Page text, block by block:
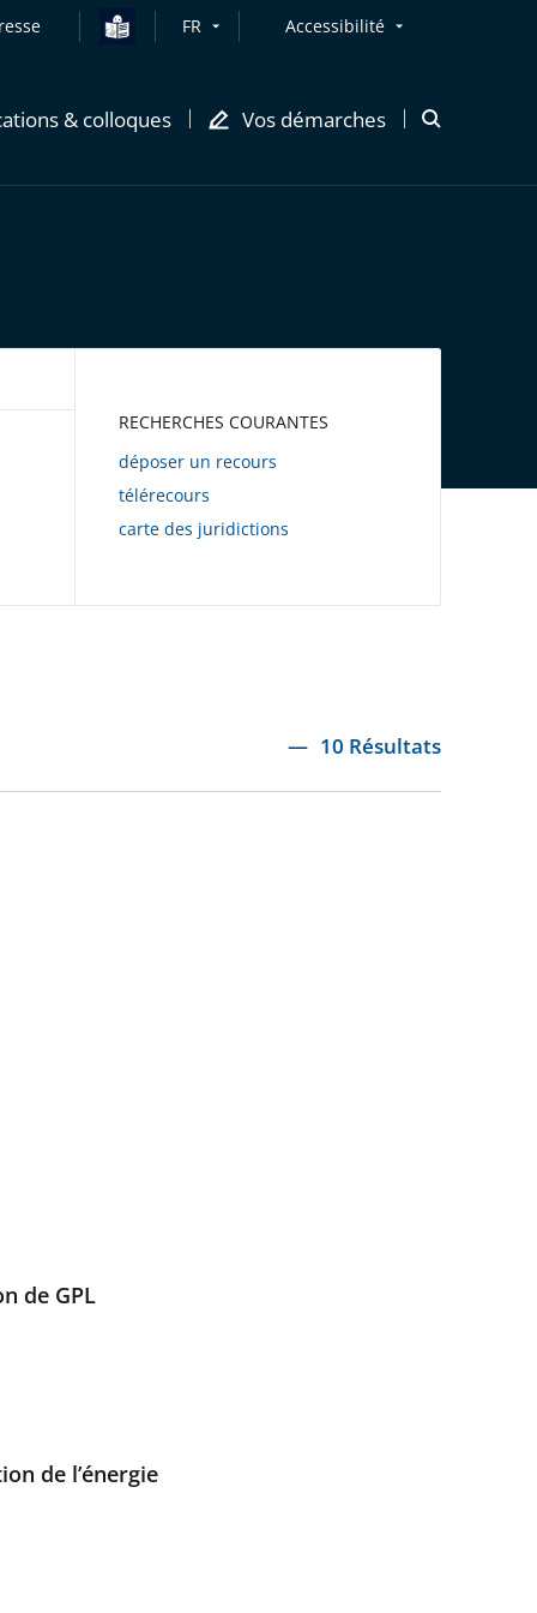
FR Accessibilité
& colloques Vos démarches
Ouvrir
RECHERCHES COURANTES
déposer un recours
télérecours
carte des juridictions
10 Résultats
de GPL
de l’énergie